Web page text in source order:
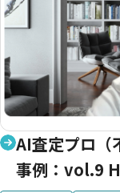
AI査定プロ（
事例：vol.9